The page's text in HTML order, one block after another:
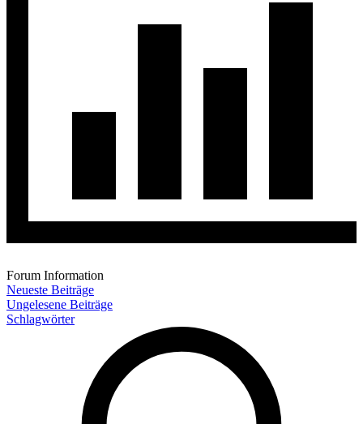
Forum Information
Neueste Beiträge
Ungelesene Beiträge
Schlagwörter